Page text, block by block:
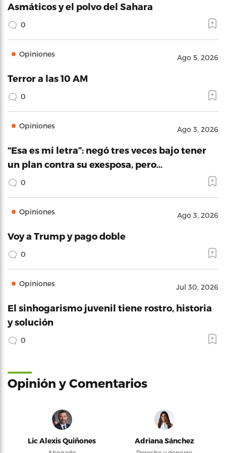
Asmáticos y el polvo del Sahara
0
Opiniones Ago 5, 2026
Terror a las 10 AM
0
Opiniones Ago 3, 2026
“Esa es mi letra”: negó tres veces bajo tener
un plan contra su exesposa, pero…
0
Opiniones Ago 3, 2026
Voy a Trump y pago doble
0
Opiniones Jul 30, 2026
El sinhogarismo juvenil tiene rostro, historia
y solución
0
Opinión y Comentarios
Lic Alexis Quiñones Adriana Sánchez